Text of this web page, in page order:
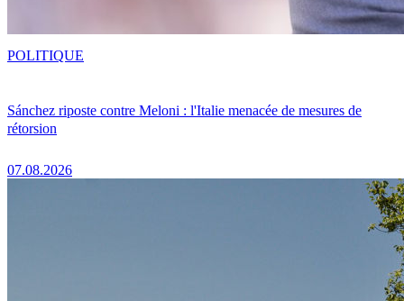
Sánchez riposte contre Meloni : l'Italie menacée de mesures de
rétorsion
07.08.2026
POLITIQUE